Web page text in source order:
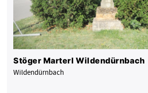
Stöger Marterl Wildendürnbach
Wildendürnbach